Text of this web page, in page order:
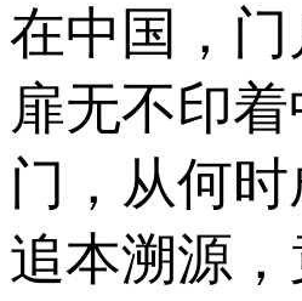
在中国，
扉无不印
门，从何
追本溯源